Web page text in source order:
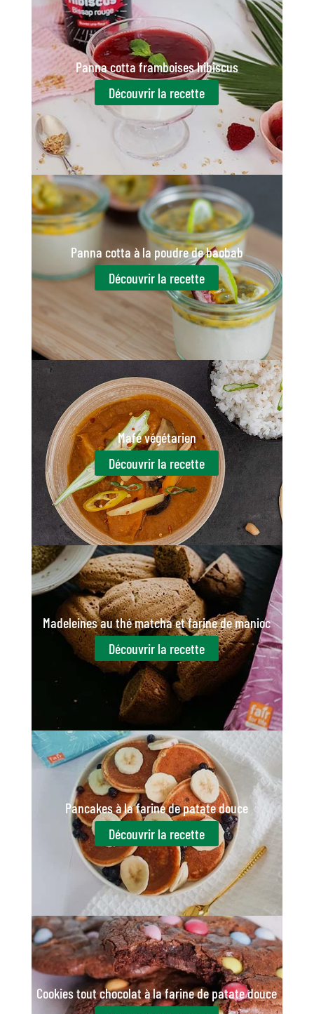
Panna cotta framboises hibiscus
Découvrir la recette
Panna cotta à la poudre de baobab
Découvrir la recette
Mafé végétarien
Découvrir la recette
Madeleines au thé matcha et farine de manioc
Découvrir la recette
Pancakes à la farine de patate douce
Découvrir la recette
Cookies tout chocolat à la farine de patate douce